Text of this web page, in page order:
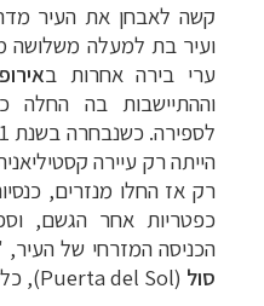
קשה לאבחן את העיר
ועיר בת למעלה משלושה
ערי בירה אחרות ב
וההתיישבות בה החלה
רק אז החלו מנזרים,
כפטריות אחר הגשם,
הכניסה המזרחי של
סול (
Puerta del Sol
),